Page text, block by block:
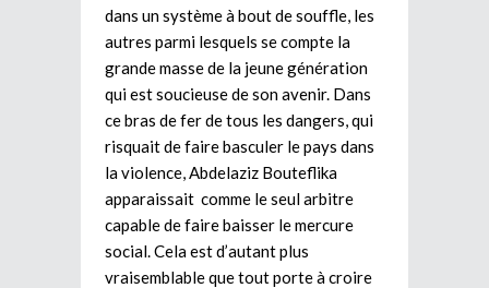
dans un système à bout de souffle, les
autres parmi lesquels se compte la
grande masse de la jeune génération
qui est soucieuse de son avenir. Dans
ce bras de fer de tous les dangers, qui
risquait de faire basculer le pays dans
la violence, Abdelaziz Bouteflika
apparaissait comme le seul arbitre
capable de faire baisser le mercure
social. Cela est d’autant plus
vraisemblable que tout porte à croire